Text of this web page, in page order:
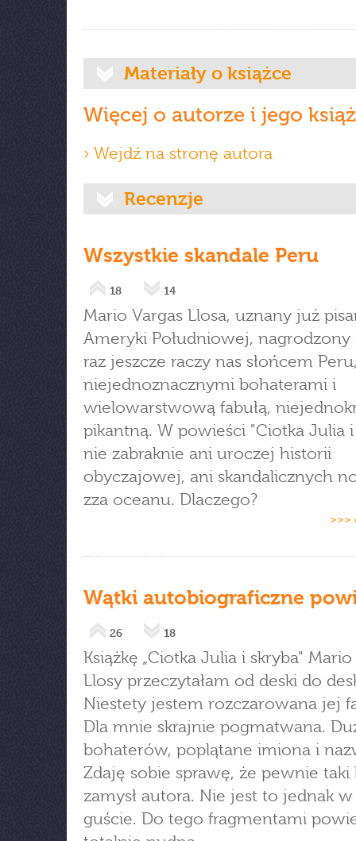
Materiały o książce
Więcej o autorze i jego
› Wejdź na stronę autora
Recenzje
Wszystkie skandale Peru
18 14
Mario Vargas Llosa, uznany już
Ameryki Południowej,
raz jeszcze raczy nas słońcem
niejednoznacznymi bohaterami i
wielowarstwową fabułą,
pikantną. W powieści "Ciotka Julia i
nie zabraknie ani uroczej historii
obyczajowej, ani skandalicznych
zza oceanu. Dlaczego?
>>>
Wątki autobiograficzne
26 18
Książkę „Ciotka Julia i skryba" Mario
Llosy przeczytałam od deski do
Niestety jestem rozczarowana jej
Dla mnie skrajnie pogmatwana.
bohaterów, poplątane imiona i
Zdaję sobie sprawę, że pewnie taki
zamysł autora. Nie jest to jednak
guście. Do tego fragmentami